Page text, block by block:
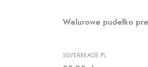
Welurowe pudełko
PRODUCENT
SILVERBEADS.PL